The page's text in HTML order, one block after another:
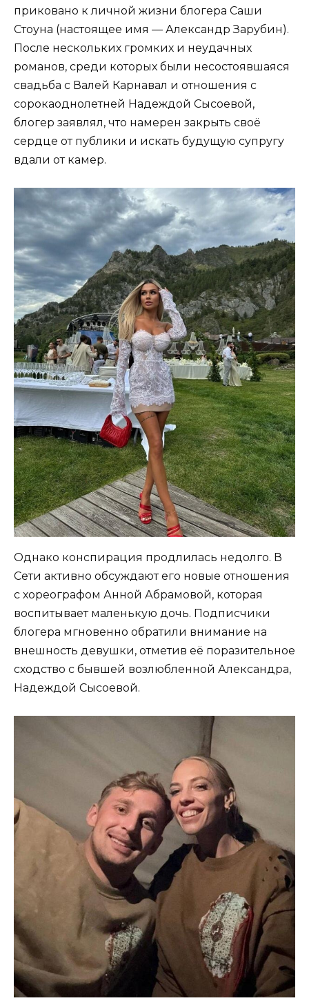
приковано к личной жизни блогера Саши
Стоуна (настоящее имя — Александр Зарубин).
После нескольких громких и неудачных
романов, среди которых были несостоявшаяся
свадьба с Валей Карнавал и отношения с
сорокаоднолетней Надеждой Сысоевой,
блогер заявлял, что намерен закрыть своё
сердце от публики и искать будущую супругу
вдали от камер.
Однако конспирация продлилась недолго. В
Сети активно обсуждают его новые отношения
с хореографом Анной Абрамовой, которая
воспитывает маленькую дочь. Подписчики
блогера мгновенно обратили внимание на
внешность девушки, отметив её поразительное
сходство с бывшей возлюбленной Александра,
Надеждой Сысоевой.